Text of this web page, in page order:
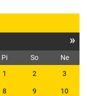
»
Pi So
Ne
1
2 3
8 9 10